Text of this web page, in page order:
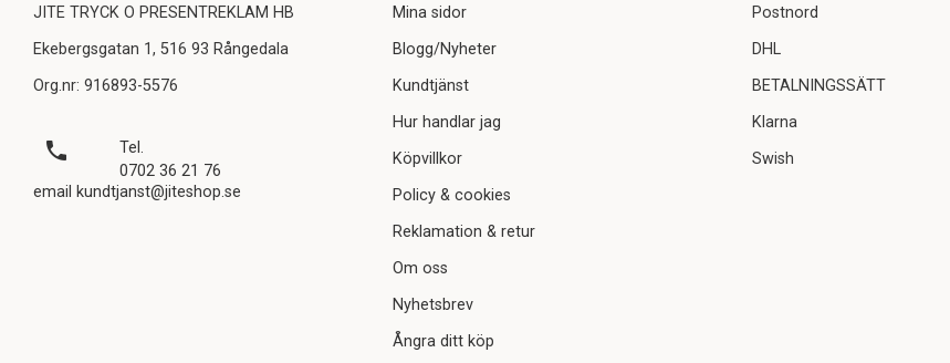
JITE TRYCK O PRESENTREKLAM HB
Ekebergsgatan 1, 516 93 Rångedala
Org.nr: 916893-5576
local_phone
Tel.
0702 36 21 76
email kundtjanst@jiteshop.se
Mina sidor
Blogg/Nyheter
Kundtjänst
Hur handlar jag
Köpvillkor
Policy & cookies
Reklamation & retur
Om oss
Nyhetsbrev
Ångra ditt köp
Postnord
DHL
BETALNINGSSÄTT
Klarna
Swish